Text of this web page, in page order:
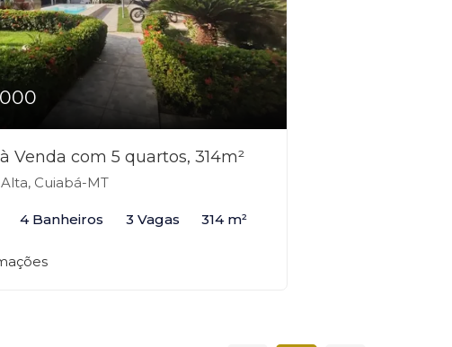
Venda com 5 quartos, 314m²
Cuiabá-MT
4 Banheiros 3 Vagas 314 m²